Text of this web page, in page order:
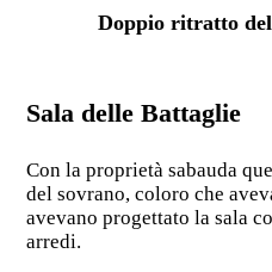
Doppio ritratto
Sala delle Battaglie
Con la proprietà sabauda
del sovrano, coloro che
avevano progettato la sala
arredi.